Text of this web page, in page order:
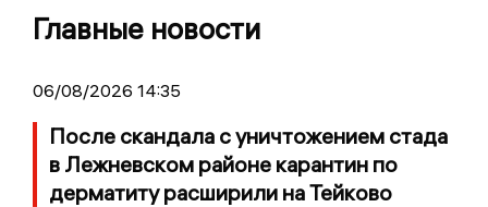
Главные новости
06/08/2026 14:35
После скандала с уничтожением стада
в Лежневском районе карантин по
дерматиту расширили на Тейково